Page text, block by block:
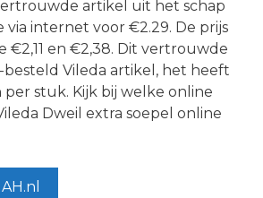
artikel uit het schap
via internet voor €2.29. De prijs
€2,11 en €2,38. Dit vertrouwde
besteld Vileda artikel, het heeft
stuk. Kijk bij welke online
Dweil extra soepel online